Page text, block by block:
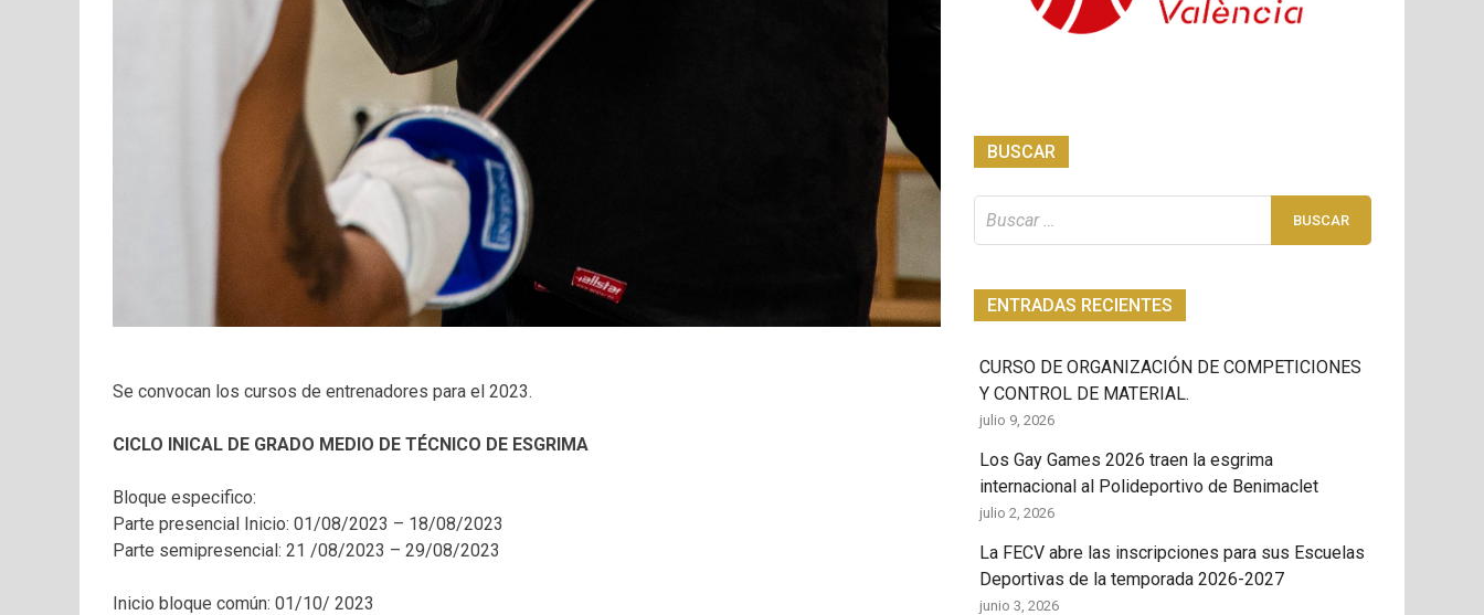
Se convocan los cursos de entrenadores para el 2023.
CICLO INICAL DE GRADO MEDIO DE TÉCNICO DE ESGRIMA
Bloque especifico:
Parte presencial Inicio: 01/08/2023 – 18/08/2023
Parte semipresencial: 21 /08/2023 – 29/08/2023
Inicio bloque común: 01/10/ 2023
BUSCAR
ENTRADAS RECIENTES
CURSO DE ORGANIZACIÓN DE COMPETICIONES
Y CONTROL DE MATERIAL.
julio 9, 2026
Los Gay Games 2026 traen la esgrima
internacional al Polideportivo de Benimaclet
julio 2, 2026
La FECV abre las inscripciones para sus Escuelas
Deportivas de la temporada 2026-2027
junio 3, 2026